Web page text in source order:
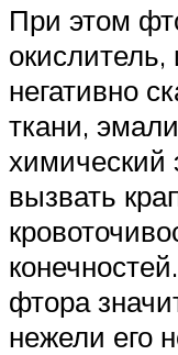
При этом
окислитель,
негативно
ткани,
химический
вызвать
фтора
нежели его